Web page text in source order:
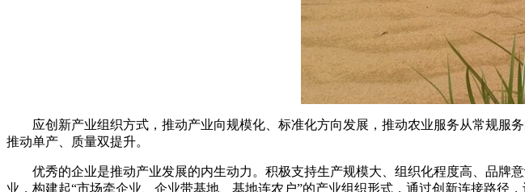
应创新产业组织方式，推动产业向规模化、标准化方向发展，推动农业服务从常规服
推动单产、质量双提升。
优秀的企业是推动产业发展的内生动力。积极支持生产规模大、组织化程度高、品牌
业，构建起“市场牵企业、企业带基地、基地连农户”的产业组织形式，通过创新连接路径